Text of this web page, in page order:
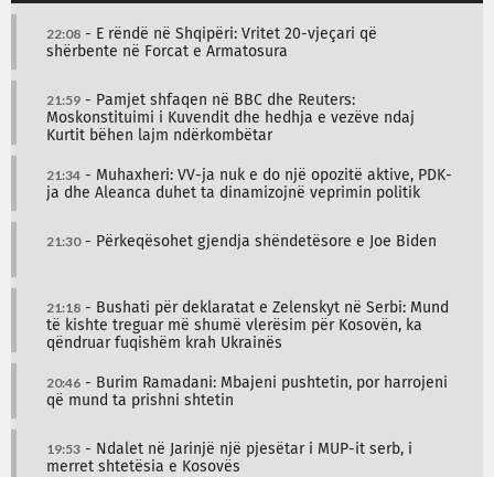
22:08 - E rëndë në Shqipëri: Vritet 20-vjeçari që
shërbente në Forcat e Armatosura
21:59 - Pamjet shfaqen në BBC dhe Reuters:
Moskonstituimi i Kuvendit dhe hedhja e vezëve ndaj
Kurtit bëhen lajm ndërkombëtar
21:34 - Muhaxheri: VV-ja nuk e do një opozitë aktive, PDK-
ja dhe Aleanca duhet ta dinamizojnë veprimin politik
21:30- Përkeqësohet gjendja shëndetësore e Joe Biden
21:18 - Bushati për deklaratat e Zelenskyt në Serbi: Mund
të kishte treguar më shumë vlerësim për Kosovën, ka
qëndruar fuqishëm krah Ukrainës
20:46 - Burim Ramadani: Mbajeni pushtetin, por harrojeni
që mund ta prishni shtetin
19:53 - Ndalet në Jarinjë një pjesëtar i MUP-it serb, i
merret shtetësia e Kosovës